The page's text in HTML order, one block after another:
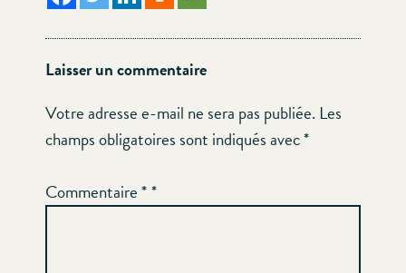
Laisser un commentaire
Votre adresse e-mail ne sera pas publiée. Les
champs obligatoires sont indiqués avec*
Commentaire*